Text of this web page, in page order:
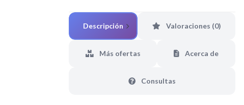
Descripción Valoraciones (0)
Más ofertas Acerca de
Consultas